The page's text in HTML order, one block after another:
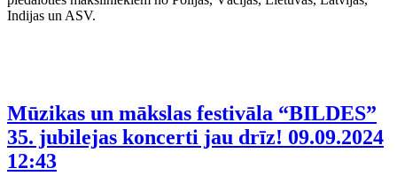
Indijas un ASV.
Mūzikas un mākslas festivāla “BILDES”
35. jubilejas koncerti jau drīz! 09.09.2024
12:43